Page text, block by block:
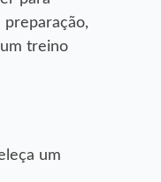
treino
um